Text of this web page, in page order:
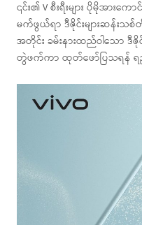
၎င်း၏ V စီးရီးများ ပိုမိုအား
မက်ဖွယ်ရာ ဒီဇိုင်းများဆန်
အတိုင်း ခမ်းနားထည်ဝါသော ဒီ
တွဲဖက်ကာ ထုတ်ဖော်ပြသရန်